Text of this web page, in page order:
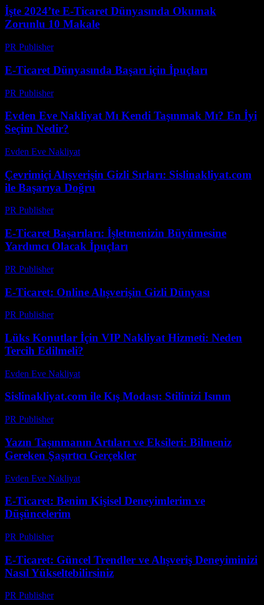
İşte 2024’te E-Ticaret Dünyasında Okumak
Zorunlu 10 Makale
PR Publisher-
E-Ticaret Dünyasında Başarı için İpuçları
PR Publisher-
Evden Eve Nakliyat Mı Kendi Taşınmak Mı? En İyi
Seçim Nedir?
Evden Eve Nakliyat
Çevrimiçi Alışverişin Gizli Sırları: Sislinakliyat.com
ile Başarıya Doğru
PR Publisher-
E-Ticaret Başarıları: İşletmenizin Büyümesine
Yardımcı Olacak İpuçları
PR Publisher-
E-Ticaret: Online Alışverişin Gizli Dünyası
PR Publisher-
Lüks Konutlar İçin VIP Nakliyat Hizmeti: Neden
Tercih Edilmeli?
Evden Eve Nakliyat
Sislinakliyat.com ile Kış Modası: Stilinizi Isının
PR Publisher-
Yazın Taşınmanın Artıları ve Eksileri: Bilmeniz
Gereken Şaşırtıcı Gerçekler
Evden Eve Nakliyat
E-Ticaret: Benim Kişisel Deneyimlerim ve
Düşüncelerim
PR Publisher-
E-Ticaret: Güncel Trendler ve Alışveriş Deneyiminizi
Nasıl Yükseltebilirsiniz
PR Publisher-